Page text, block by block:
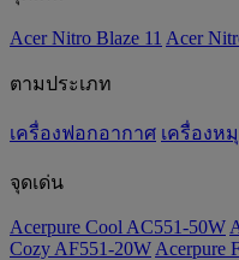
Acer Nitro Blaze 11 Acer
ตามประเภท
เครื่องฟอกอากาศ เครื่องห
จุดเด่น
Acerpure Cool AC551-50W
Cozy AF551-20W Acerpure